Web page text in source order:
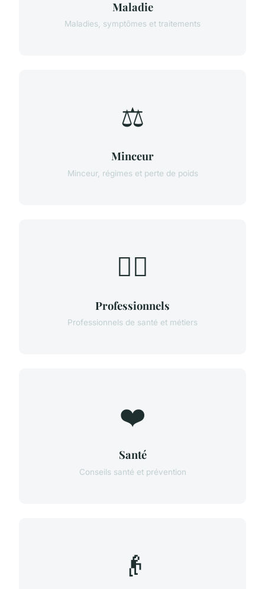
Maladie
Maladies, symptômes et traitements
⚖️
Minceur
Minceur, régimes et perte de poids
👨‍⚕️
Professionnels
Professionnels de santé et métiers
❤️
Santé
Conseils santé et prévention
👴